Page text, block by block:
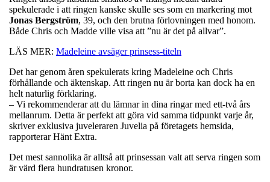
spekulerade i att ringen kanske skulle ses som en markering mot
Jonas Bergström, 39, och den brutna förlovningen med honom.
Både Chris och Madde ville visa att ”nu är det på allvar”.
LÄS MER: Madeleine avsäger prinsess-titeln
Det har genom åren spekulerats kring Madeleine och Chris
förhållande och äktenskap. Att ringen nu är borta kan dock ha en
helt naturlig förklaring.
– Vi rekommenderar att du lämnar in dina ringar med ett-två års
mellanrum. Detta är perfekt att göra vid samma tidpunkt varje år,
skriver exklusiva juveleraren Juvelia på företagets hemsida,
rapporterar Hänt Extra.
Det mest sannolika är alltså att prinsessan valt att serva ringen som
är värd flera hundratusen kronor.